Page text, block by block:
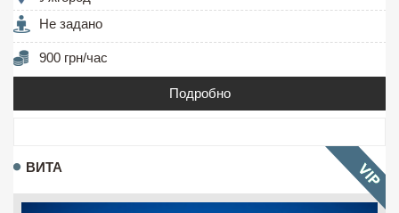
Не задано
900 грн/час
Подробно
ВИТА